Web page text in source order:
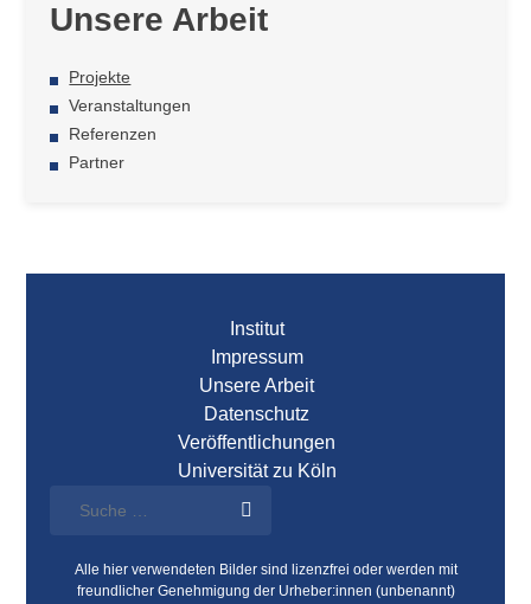
Unsere Arbeit
Projekte
Veranstaltungen
Referenzen
Partner
Institut
Impressum
Unsere Arbeit
Datenschutz
Veröffentlichungen
Universität zu Köln
Alle hier verwendeten Bilder sind lizenzfrei oder werden mit
freundlicher Genehmigung der Urheber:innen (unbenannt)